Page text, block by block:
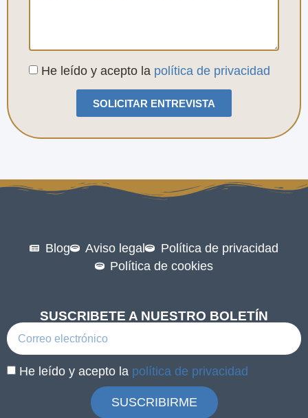
He leído y acepto la política de privacidad
SOLICITAR ENTREVISTA
Blog Aviso legal
Política de privacidad
Política de cookies
SUSCRIBETE A NUESTRO BOLETÍN
He leído y acepto la política de privacidad
SUSCRIBIRME